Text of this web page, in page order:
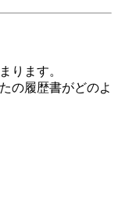
ります。
の履歴書がどのよ